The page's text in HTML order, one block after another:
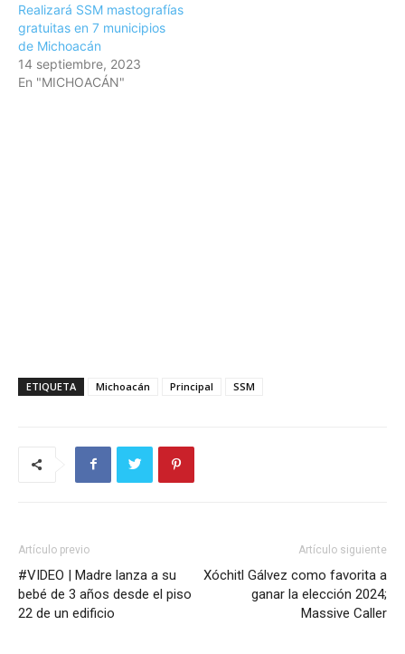
Realizará SSM mastografías
gratuitas en 7 municipios
de Michoacán
14 septiembre, 2023
En "MICHOACÁN"
ETIQUETA Michoacán Principal SSM
Artículo previo
#VIDEO | Madre lanza a su
bebé de 3 años desde el piso
22 de un edificio
Artículo siguiente
Xóchitl Gálvez como favorita a
ganar la elección 2024;
Massive Caller